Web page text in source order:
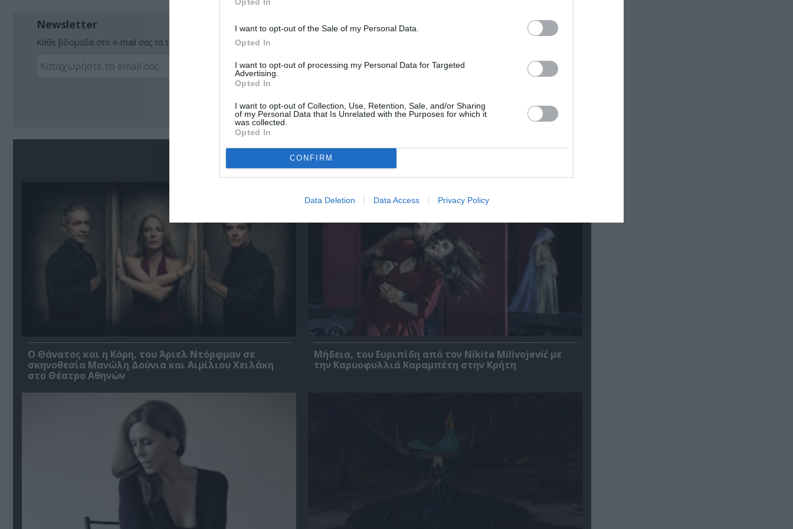
I want to opt-out of the Sale of my Personal Data.
Opted In
I want to opt-out of processing my Personal Data for Targeted
Advertising.
Opted In
I want to opt-out of Collection, Use, Retention, Sale, and/or Sharing
of my Personal Data that Is Unrelated with the Purposes for which it
was collected.
Opted In
CONFIRM
Data Deletion Data Access Privacy Policy
Newsletter
Κάθε βδομάδα στο e-mail σας τα τελευταία νέα για την Τέχνη και τον Πολιτισμό!
Ακολουθήστε το Culturenow.gr
Σχετικά Άρθρα
Ο Θάνατος και η Κόρη, του Άριελ Ντόρφμαν σε
σκηνοθεσία Μανώλη Δούνια και Αιμίλιου Χειλάκη
στο Θέατρο Αθηνών
Μήδεια, του Ευριπίδη από τον Nikita Milivojević με
την Καρυοφυλλιά Καραμπέτη στην Κρήτη